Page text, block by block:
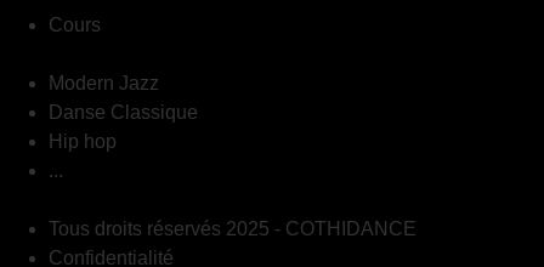
Cours
Modern Jazz
Danse Classique
Hip hop
...
Tous droits réservés 2025 - COTHIDANCE
Confidentialité